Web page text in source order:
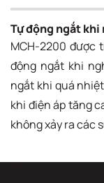
Tự động ngắt
MCH-2200 được
động ngắt khi
ngắt khi quá
khi điện áp tăng
không xảy ra các